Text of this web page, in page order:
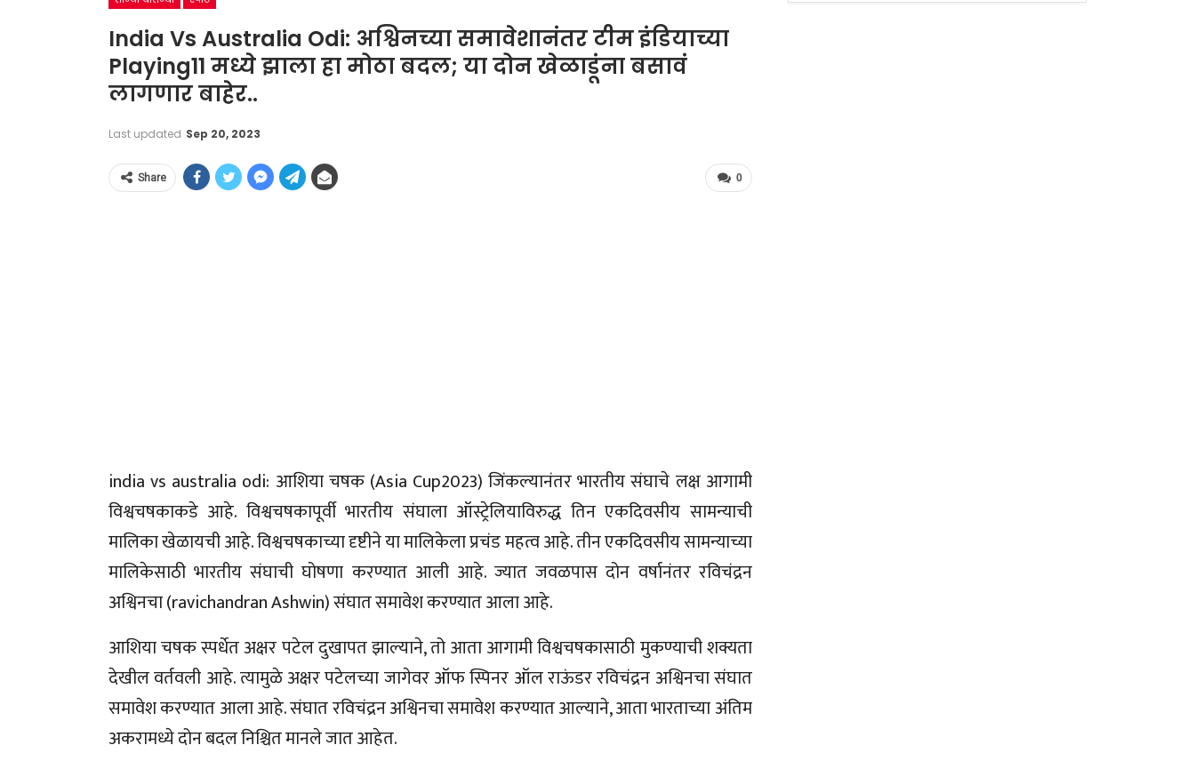
India Vs Australia Odi: अश्विनच्या समावेशानंतर टीम इंडियाच्या
Playing11 मध्ये झाला हा मोठा बदल; या दोन खेळाडूंना बसावं
लागणार बाहेर..
Last updated Sep 20, 2023
0
Share
india vs australia odi: आशिया चषक (Asia Cup2023) जिंकल्यानंतर भारतीय संघाचे लक्ष आगामी
विश्वचषकाकडे आहे. विश्वचषकापूर्वी भारतीय संघाला ऑस्ट्रेलियाविरुद्ध तिन एकदिवसीय सामन्याची
मालिका खेळायची आहे. विश्वचषकाच्या दृष्टीने या मालिकेला प्रचंड महत्व आहे. तीन एकदिवसीय सामन्याच्या
मालिकेसाठी भारतीय संघाची घोषणा करण्यात आली आहे. ज्यात जवळपास दोन वर्षानंतर रविचंद्रन
अश्विनचा (ravichandran Ashwin) संघात समावेश करण्यात आला आहे.
आशिया चषक स्पर्धेत अक्षर पटेल दुखापत झाल्याने, तो आता आगामी विश्वचषकासाठी मुकण्याची शक्यता
देखील वर्तवली आहे. त्यामुळे अक्षर पटेलच्या जागेवर ऑफ स्पिनर ऑल राऊंडर रविचंद्रन अश्विनचा संघात
समावेश करण्यात आला आहे. संघात रविचंद्रन अश्विनचा समावेश करण्यात आल्याने, आता भारताच्या अंतिम
अकरामध्ये दोन बदल निश्चित मानले जात आहेत.